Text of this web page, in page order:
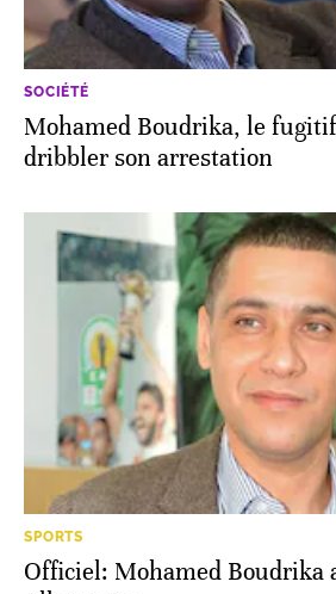
SOCIÉTÉ
Mohamed Boudrika, le
dribbler son arrestation
SPORTS
Officiel: Mohamed Boudrika